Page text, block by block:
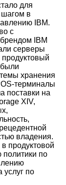
для
шагом в
IBM.
с
IBM
серверы
продуктовый
хранения
терминалы
поставки на
XIV,
владения.
продуктовой
политики по
услуг по